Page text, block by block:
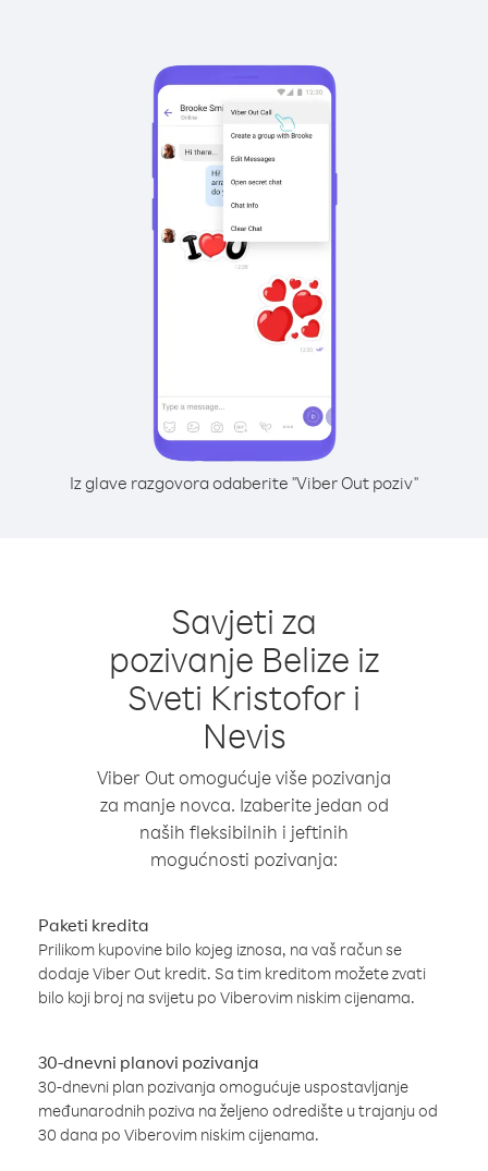
Iz glave razgovora odaberite "Viber Out poziv"
Savjeti za
pozivanje Belize iz
Sveti Kristofor i
Nevis
Viber Out omogućuje više pozivanja
za manje novca. Izaberite jedan od
naših fleksibilnih i jeftinih
mogućnosti pozivanja:
Paketi kredita
Prilikom kupovine bilo kojeg iznosa, na vaš račun se
dodaje Viber Out kredit. Sa tim kreditom možete zvati
bilo koji broj na svijetu po Viberovim niskim cijenama.
30-dnevni planovi pozivanja
30-dnevni plan pozivanja omogućuje uspostavljanje
međunarodnih poziva na željeno odredište u trajanju od
30 dana po Viberovim niskim cijenama.